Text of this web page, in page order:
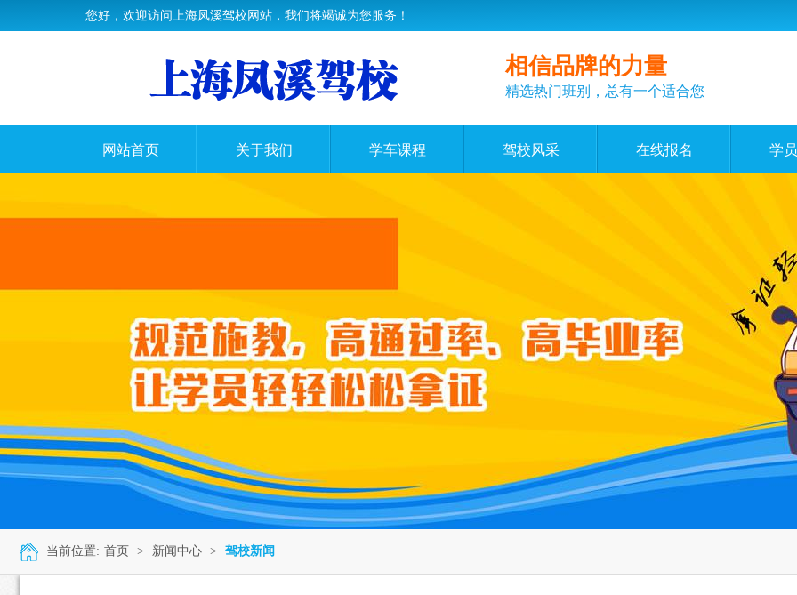
您好，欢迎访问上海凤溪驾校网站，我们将竭诚为您服务！
相信品牌的力量
精选热门班别，总有一个适合您
网站首页 关于我们 学车课程 驾校风采 在线报名 学
当前位置: 首页 > 新闻中心 > 驾校新闻